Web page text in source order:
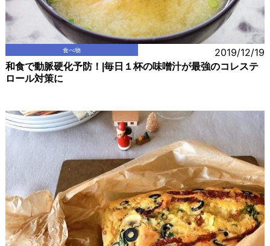
食べ物 2019/12/19
和食で動脈硬化予防！|毎日１杯の味噌汁が最強のコレステ
ロール対策に